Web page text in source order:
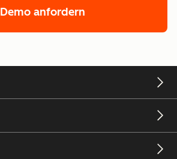
Demo anfordern